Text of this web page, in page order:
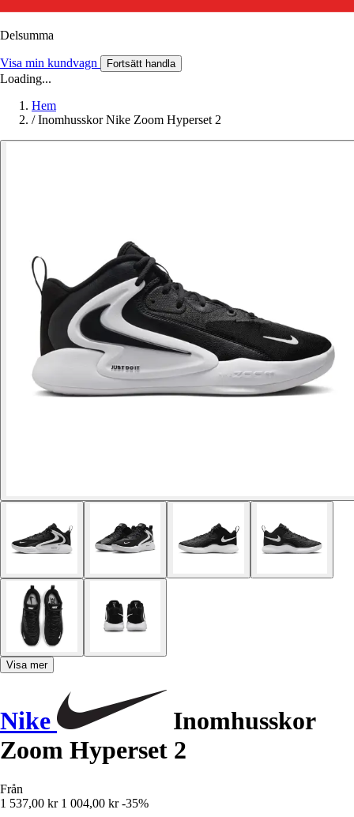
Delsumma
Visa min kundvagn Fortsätt handla
Loading...
Hem
/ Inomhusskor Nike Zoom Hyperset 2
Visa mer
Nike
Inomhusskor
Zoom Hyperset 2
Från
1 537,00 kr 1 004,00 kr -35%